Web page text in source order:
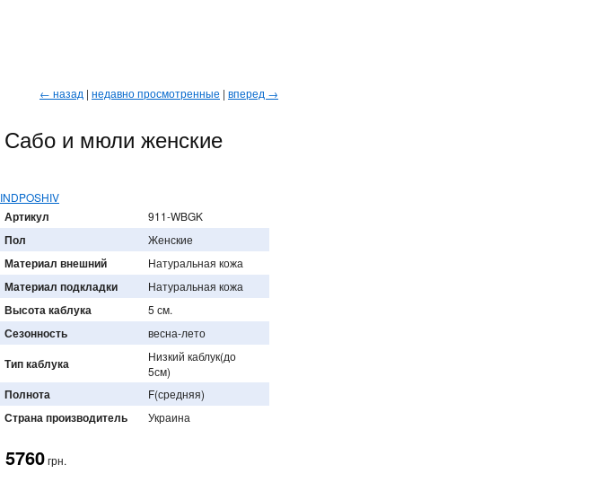
← назад | недавно просмотренные | вперед →
Сабо и мюли женские
INDPOSHIV
Артикул 911-WBGK
Пол Женские
Материал внешний Натуральная кожа
Материал подкладки Натуральная кожа
Высота каблука 5 см.
Сезонность весна-лето
Тип каблука
Низкий каблук(до
5см)
Полнота F(средняя)
Страна производитель Украина
5760грн.